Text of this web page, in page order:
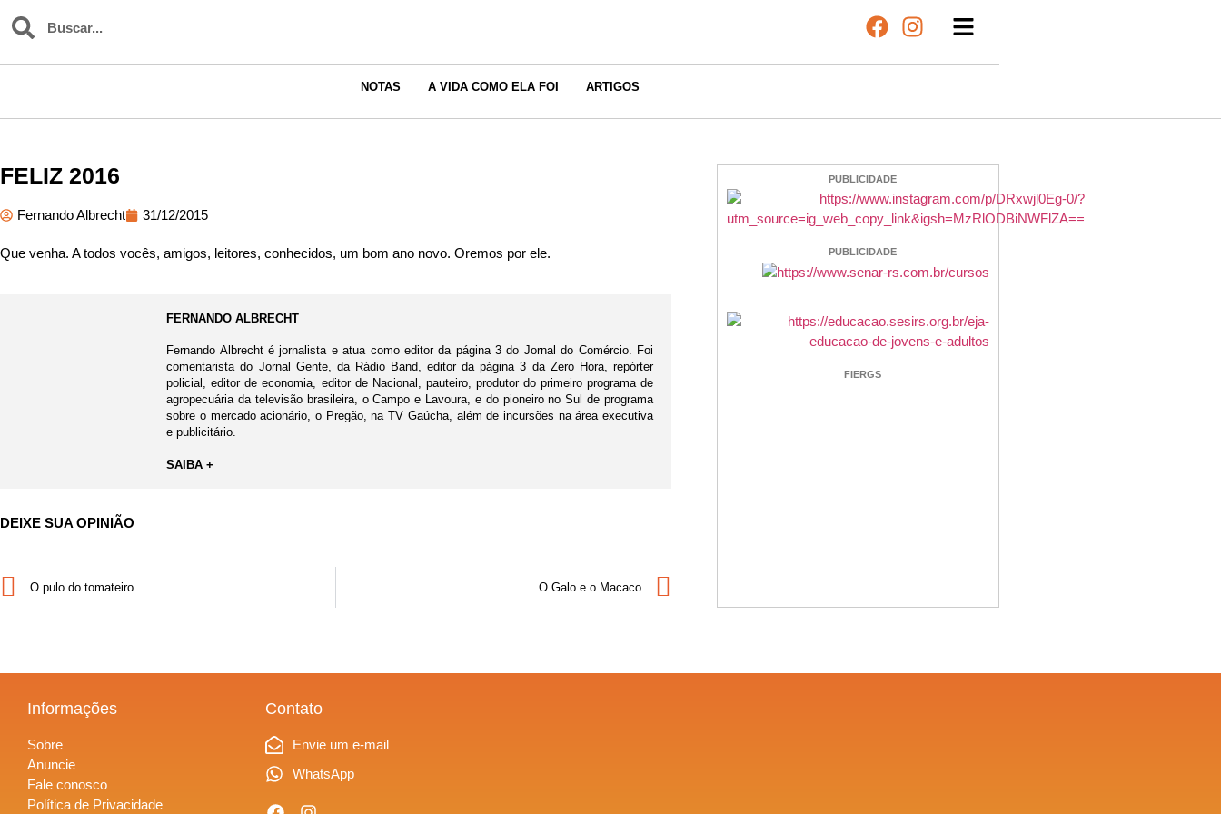
NOTAS A VIDA COMO ELA FOI ARTIGOS
FELIZ 2016
Fernando Albrecht 31/12/2015
Que venha. A todos vocês, amigos, leitores, conhecidos, um bom ano novo. Oremos por ele.
FERNANDO ALBRECHT
Fernando Albrecht é jornalista e atua como editor da página 3 do Jornal do Comércio. Foi
comentarista do Jornal Gente, da Rádio Band, editor da página 3 da Zero Hora, repórter
policial, editor de economia, editor de Nacional, pauteiro, produtor do primeiro programa de
agropecuária da televisão brasileira, o Campo e Lavoura, e do pioneiro no Sul de programa
sobre o mercado acionário, o Pregão, na TV Gaúcha, além de incursões na área executiva
e publicitário.
SAIBA +
DEIXE SUA OPINIÃO
O pulo do tomateiro O Galo e o Macaco
PUBLICIDADE
PUBLICIDADE
FIERGS
Informações
Sobre
Anuncie
Fale conosco
Política de Privacidade
Contato
Envie um e-mail
WhatsApp